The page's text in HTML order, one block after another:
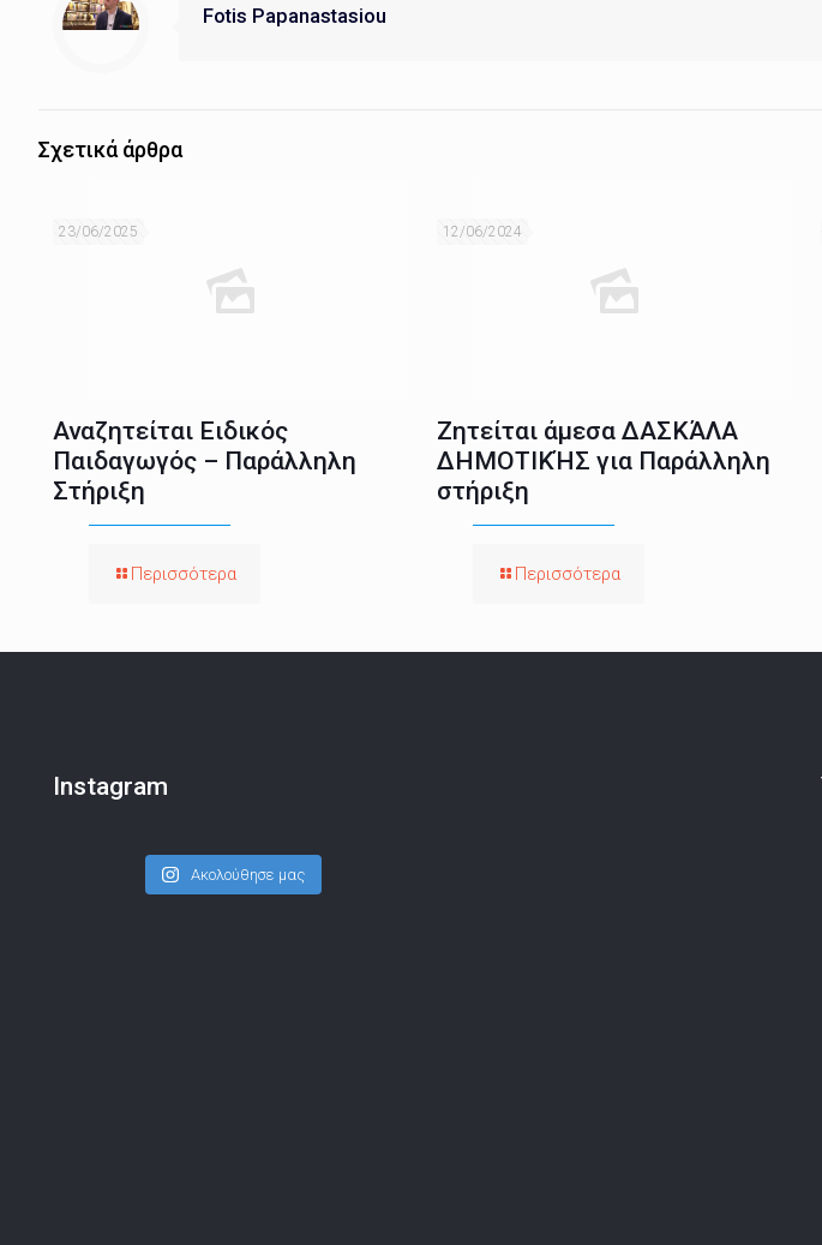
Fotis Papanastasiou
Σχετικά άρθρα
23/06/2025
Αναζητείται Ειδικός
Παιδαγωγός – Παράλληλη
Στήριξη
Περισσότερα
12/06/2024
Ζητείται άμεσα ΔΑΣΚΆΛΑ
ΔΗΜΟΤΙΚΉΣ για Παράλληλη
στήριξη
Περισσότερα
Instagram
Ακολούθησε μας